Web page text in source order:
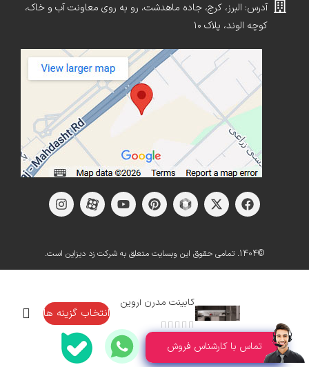
آدرس: البرز، کرج، جاده ماهدشت، رو به روی معاونت آب و خاک،
کوچه الوند، پلاک ۱۰
©1404. تمامی حقوق این وبسایت متعلق به شرکت زد دیزاین است.
کابینت مدرن آروین
انتخاب گزینه ها
تماس با کارشناس فروش